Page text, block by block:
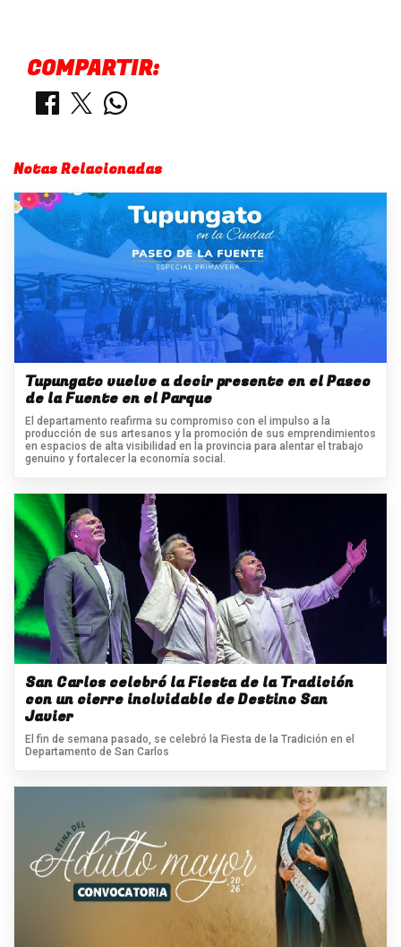
COMPARTIR:
Notas Relacionadas
Tupungato vuelve a decir presente en el Paseo
de la Fuente en el Parque
El departamento reafirma su compromiso con el impulso a la
producción de sus artesanos y la promoción de sus emprendimientos
en espacios de alta visibilidad en la provincia para alentar el trabajo
genuino y fortalecer la economía social.
San Carlos celebró la Fiesta de la Tradición
con un cierre inolvidable de Destino San
Javier
El fin de semana pasado, se celebró la Fiesta de la Tradición en el
Departamento de San Carlos